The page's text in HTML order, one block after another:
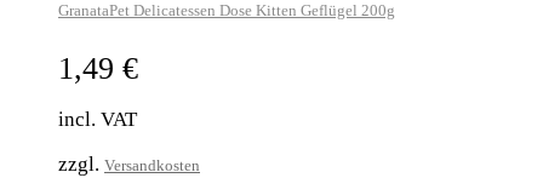
GranataPet Delicatessen Dose Kitten Geflügel 200g
1,49 €
incl. VAT
zzgl. Versandkosten